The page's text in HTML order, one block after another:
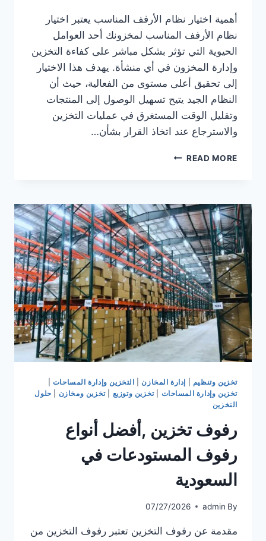
أهمية اختيار نظام الأرفف المناسب يعتبر اختيار
نظام الأرفف المناسب لمخزونك أحد العوامل
الحيوية التي تؤثر بشكل مباشر على كفاءة التخزين
وإدارة المخزون في أي منشأة. يهدف هذا الاختيار
إلى تحقيق أعلى مستوى من الفعالية، حيث أن
النظام الجيد يتيح تسهيل الوصول إلى المنتجات
وتقليل الوقت المستغرق في عمليات التخزين
والاسترجاع عند اتخاذ القرار بشأن…
READ MOREدليل
الأرفف
المثالي
لمخزونك
تخزين وتنظيم إدارة المخازن| التخزين وإدارة المساحات
تخزين وإدارة المساحات |تخزين وتوزيع |تخزين ومخازن
حلول
التخزين
رفوف تخزين ,أفضل أنواع
رفوف المستودعات في
السعودية
By
admin
07/27/2026
مقدمة عن رفوف التخزين تعتبر رفوف التخزين من